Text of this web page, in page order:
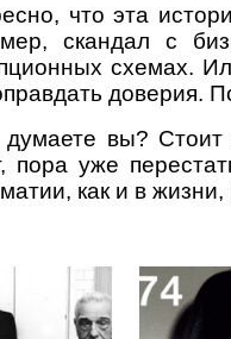
что эта
скандал с
схемах.
доверия.
вы?
пора уже
как и в